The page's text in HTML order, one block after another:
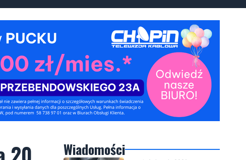
Wiadomości